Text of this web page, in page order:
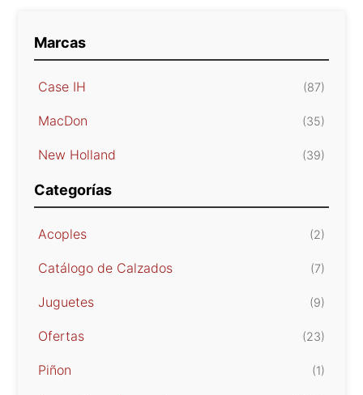
Marcas
Case IH (87)
MacDon (35)
New Holland (39)
Categorías
Acoples (2)
Catálogo de Calzados (7)
Juguetes (9)
Ofertas (23)
Piñon (1)